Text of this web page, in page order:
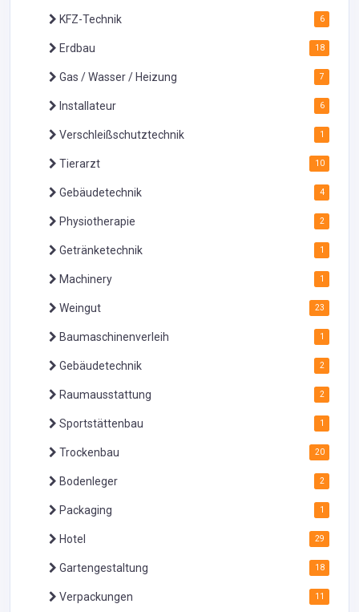
KFZ-Technik 6
Erdbau 18
Gas / Wasser / Heizung 7
Installateur 6
Verschleißschutztechnik 1
Tierarzt 10
Gebäudetechnik 4
Physiotherapie 2
Getränketechnik 1
Machinery 1
Weingut 23
Baumaschinenverleih 1
Gebäudetechnik 2
Raumausstattung 2
Sportstättenbau 1
Trockenbau 20
Bodenleger 2
Packaging 1
Hotel 29
Gartengestaltung 18
Verpackungen 11